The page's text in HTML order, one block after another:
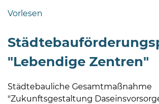
Bramstedt
24576 Bad
Bramstedt
506-
Vorlesen
"Lebendige Zentren"
Städtebauliche Gesamtmaßnahme
"Zukunftsgestaltung